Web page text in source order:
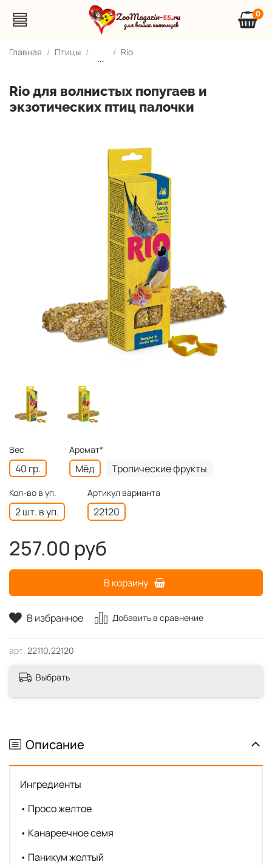
0
Главная Птицы
...
Rio
Rio для волнистых попугаев и
экзотических птиц палочки
В избранное Добавить в сравнение
арт. 22110,22120
Вес
40 гр.
Аромат*
Мёд Тропические фрукты
Кол-во в уп.
2 шт. в уп.
Артикул варианта
22120
257.00 руб
В корзину
Выбрать
Описание
Ингредиенты
• Просо желтое
• Канареечное семя
• Паникум желтый